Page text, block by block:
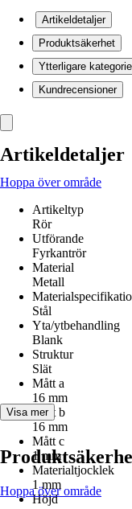
Artikeldetaljer
Produktsäkerhet
Ytterligare
Kundrecensioner
Artikeldetaljer
Hoppa över område
Artikeltyp
Rör
Utförande
Fyrkantrör
Material
Metall
Stål
Yta/ytbehandling
Blank
Struktur
Slät
Mått a
16 mm
Mått b
16 mm
Mått c
1 mm
Materialtjocklek
1 mm
Höjd
Visa mer
Hoppa över område